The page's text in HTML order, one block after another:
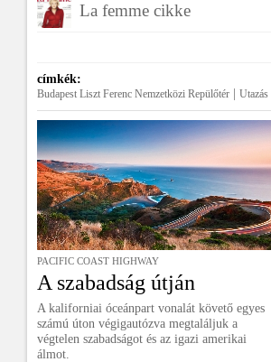
La femme cikke
címkék:
Budapest Liszt Ferenc Nemzetközi Repülőtér Utazás
PACIFIC COAST HIGHWAY
A szabadság útján
A kaliforniai óceánpart vonalát követő egyes
számú úton végigautózva megtaláljuk a
végtelen szabadságot és az igazi amerikai
álmot.